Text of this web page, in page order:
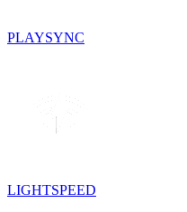
PLAYSYNC
LIGHTSPEED